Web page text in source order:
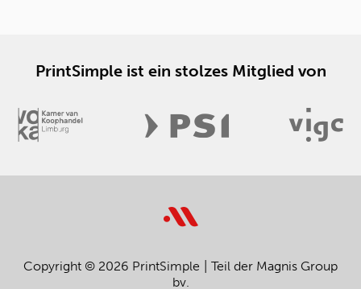
PrintSimple ist ein stolzes Mitglied von
Copyright © 2026 PrintSimple
Teil der Magnis Group
bv.